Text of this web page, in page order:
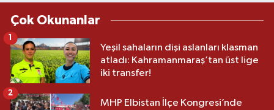
Çok Okunanlar
Yeşil sahaların dişi aslanları klasman
atladı: Kahramanmaraş’tan üst lige
iki transfer!
MHP Elbistan İlçe Kongresi’nde
2